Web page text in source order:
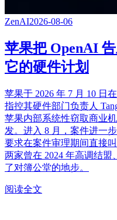
ZenAI2026-08-06
苹果把 OpenAI
它的硬件计划
苹果于 2026 年 7 月 10 日
指控其硬件部门负责人
苹果内部系统性窃取商业
发。进入 8 月，案件进一
要求在案件审理期间直接
两家曾在 2024 年高调结盟
了对簿公堂的地步。
阅读全文